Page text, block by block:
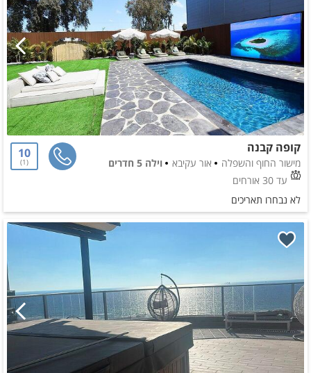
קופה קבנה
מישור החוף והשפלה אור עקיבא
וילה 5 חדרים
עד 30 אורחים
10
1
לא נבחרו תאריכים